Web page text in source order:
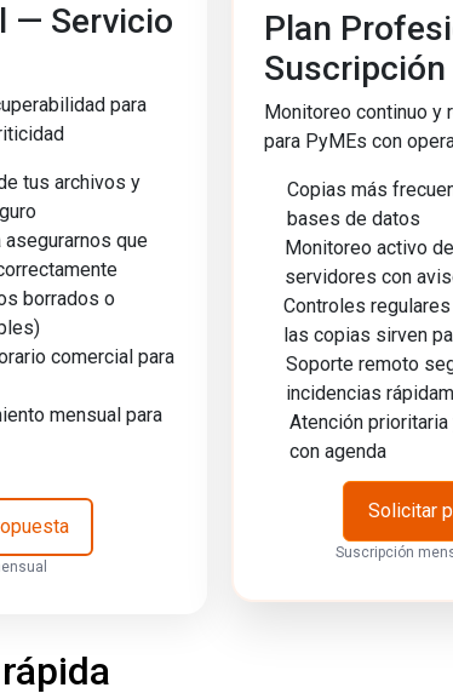
— Servicio
para
tus archivos y
que
borrados o
comercial para
mensual para
Plan
Monitoreo continuo y
para PyMEs con
Copias más
bases de datos
Monitoreo activo
servidores con
Controles
las copias sirven
Soporte remoto
incidencias
Atención
con agenda
Solicitar
Suscripción